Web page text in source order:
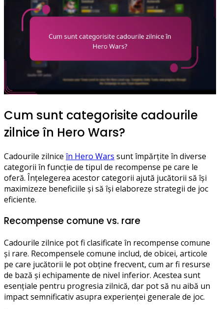
Cum sunt categorisite cadourile
zilnice în Hero Wars?
Cadourile zilnice în Hero Wars sunt împărțite în diverse
categorii în funcție de tipul de recompense pe care le
oferă. Înțelegerea acestor categorii ajută jucătorii să își
maximizeze beneficiile și să își elaboreze strategii de joc
eficiente.
Recompense comune vs. rare
Cadourile zilnice pot fi clasificate în recompense comune
și rare. Recompensele comune includ, de obicei, articole
pe care jucătorii le pot obține frecvent, cum ar fi resurse
de bază și echipamente de nivel inferior. Acestea sunt
esențiale pentru progresia zilnică, dar pot să nu aibă un
impact semnificativ asupra experienței generale de joc.